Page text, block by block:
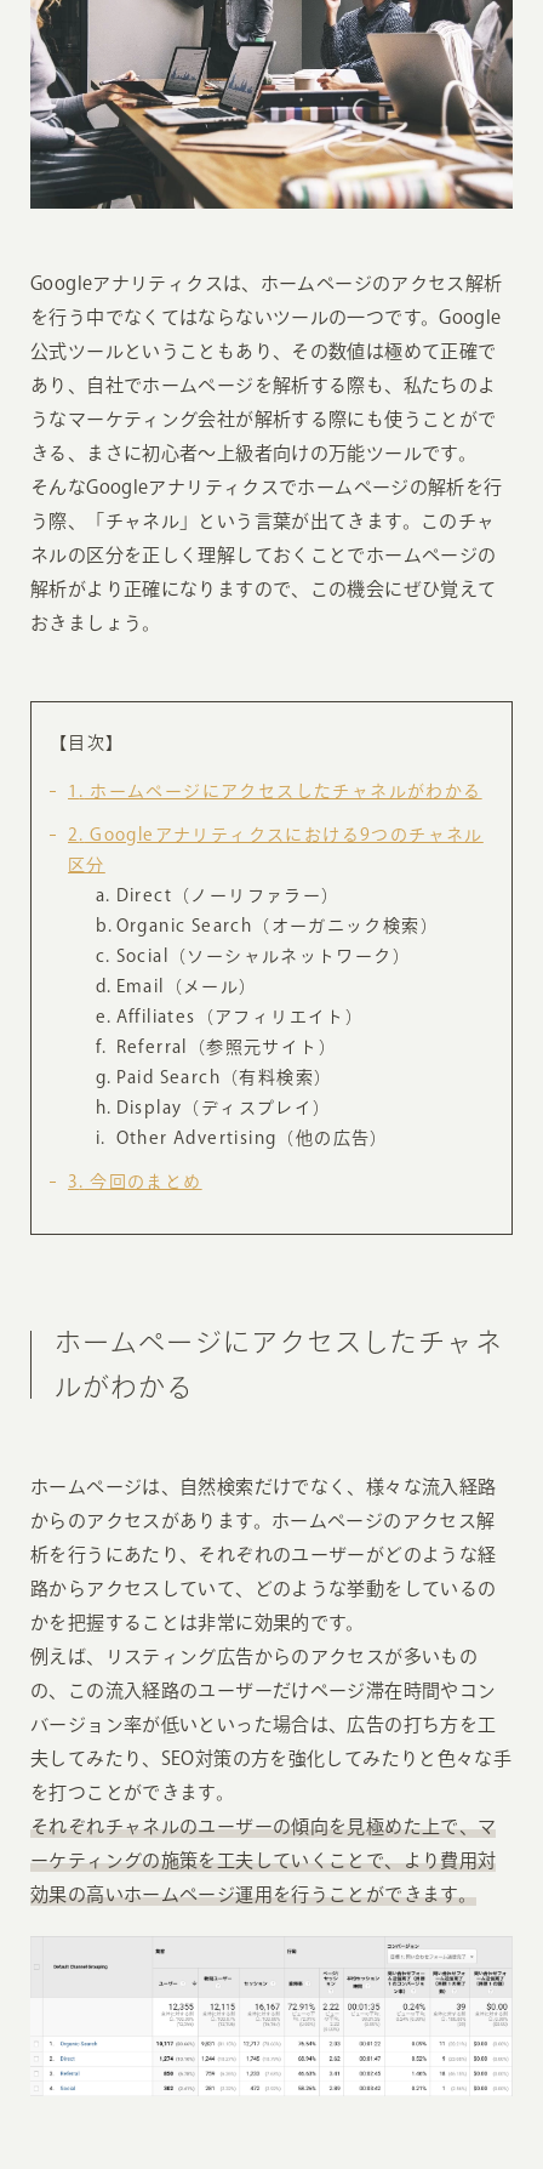
Googleアナリティクスは、ホームページのアクセス解析
を行う中でなくてはならないツールの一つです。Google
公式ツールということもあり、その数値は極めて正確で
あり、自社でホームページを解析する際も、私たちのよ
うなマーケティング会社が解析する際にも使うことがで
きる、まさに初心者〜上級者向けの万能ツールです。
そんなGoogleアナリティクスでホームページの解析を行
う際、「チャネル」という言葉が出てきます。このチャ
ネルの区分を正しく理解しておくことでホームページの
解析がより正確になりますので、この機会にぜひ覚えて
おきましょう。
【目次】
1 ホームページにアクセスしたチャネルがわかる
2
Googleアナリティクスにおける9つのチャネル
区分
Direct（ノーリファラー）
Organic Search（オーガニック検索）
Social（ソーシャルネットワーク）
Email（メール）
Affiliates（アフィリエイト）
Referral（参照元サイト）
Paid Search（有料検索）
Display（ディスプレイ）
Other Advertising（他の広告）
3 今回のまとめ
ホームページにアクセスしたチャネ
ルがわかる
ホームページは、自然検索だけでなく、様々な流入経路
からのアクセスがあります。ホームページのアクセス解
析を行うにあたり、それぞれのユーザーがどのような経
路からアクセスしていて、どのような挙動をしているの
かを把握することは非常に効果的です。
例えば、リスティング広告からのアクセスが多いもの
の、この流入経路のユーザーだけページ滞在時間やコン
バージョン率が低いといった場合は、広告の打ち方を工
夫してみたり、SEO対策の方を強化してみたりと色々な手
を打つことができます。
それぞれチャネルのユーザーの傾向を見極めた上で、マ
ーケティングの施策を工夫していくことで、より費用対
効果の高いホームページ運用を行うことができます。